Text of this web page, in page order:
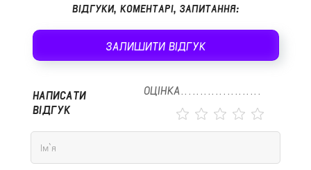
ВІДГУКИ, КОМЕНТАРІ, ЗАПИТАННЯ:
ЗАЛИШИТИ ВІДГУК
НАПИСАТИ
ВІДГУК
ОЦІНКА